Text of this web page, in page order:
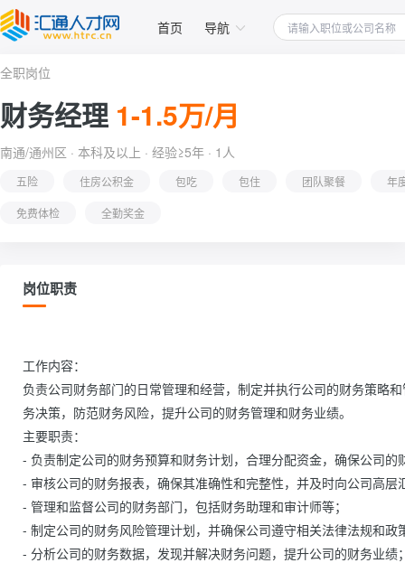
首页 导航
全职岗位
财务经理 1-1.5万/月
南通/通州区 · 本科及以上 · 经验≥5年 · 1人
五险 住房公积金 包吃 包住 团队聚餐 年
免费体检 全勤奖金
岗位职责
工作内容：
负责公司财务部门的日常管理和经营，制定并执行公司的财务策略
务决策，防范财务风险，提升公司的财务管理和财务业绩。
主要职责：
- 负责制定公司的财务预算和财务计划，合理分配资金，确保公司的
- 审核公司的财务报表，确保其准确性和完整性，并及时向公司高层
- 管理和监督公司的财务部门，包括财务助理和审计师等；
- 制定公司的财务风险管理计划，并确保公司遵守相关法律法规和政
- 分析公司的财务数据，发现并解决财务问题，提升公司的财务业绩